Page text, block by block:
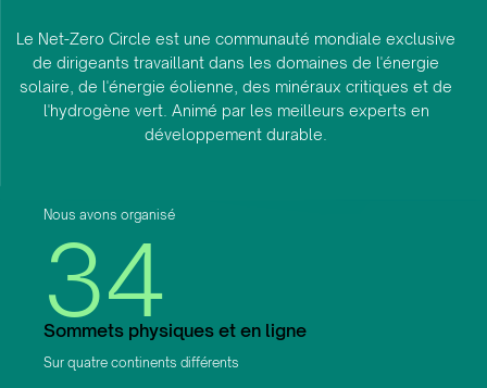
Le Net-Zero Circle est une communauté mondiale exclusive
de dirigeants travaillant dans les domaines de l'énergie
solaire, de l'énergie éolienne, des minéraux critiques et de
l'hydrogène vert. Animé par les meilleurs experts en
développement durable.
Nous avons organisé
34
Sommets physiques et en ligne
Sur quatre continents différents